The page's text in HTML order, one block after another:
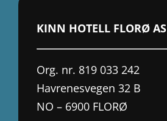
KINN HOTELL FLORØ AS
Org. nr. 819 033 242
Havrenesvegen 32 B
NO – 6900 FLORØ